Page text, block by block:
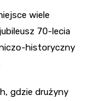
wiele
70-lecia
historyczny
gdzie drużyny